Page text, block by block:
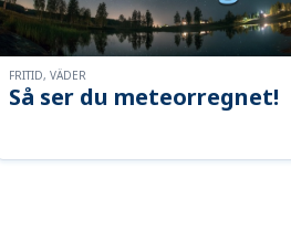
Så ser du meteorregnet!
FRITID, VÄDER